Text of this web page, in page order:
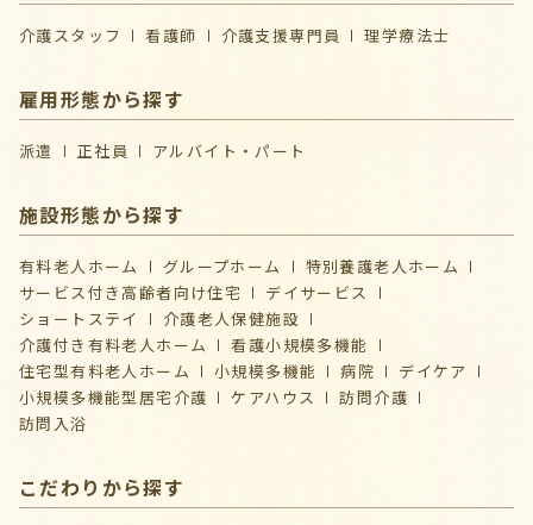
介護スタッフ 看護師 介護支援専門員 理学療法士
雇用形態から探す
派遣 正社員 アルバイト・パート
施設形態から探す
有料老人ホーム グループホーム
特別養護老人ホーム
サービス付き高齢者向け住宅
デイサービス
ショートステイ
介護⽼⼈保健施設
介護付き有料老人ホーム
看護小規模多機能
住宅型有料老人ホーム
小規模多機能 病院
デイケア
⼩規模多機能型居宅介護
ケアハウス
訪問介護
訪問入浴
こだわりから探す